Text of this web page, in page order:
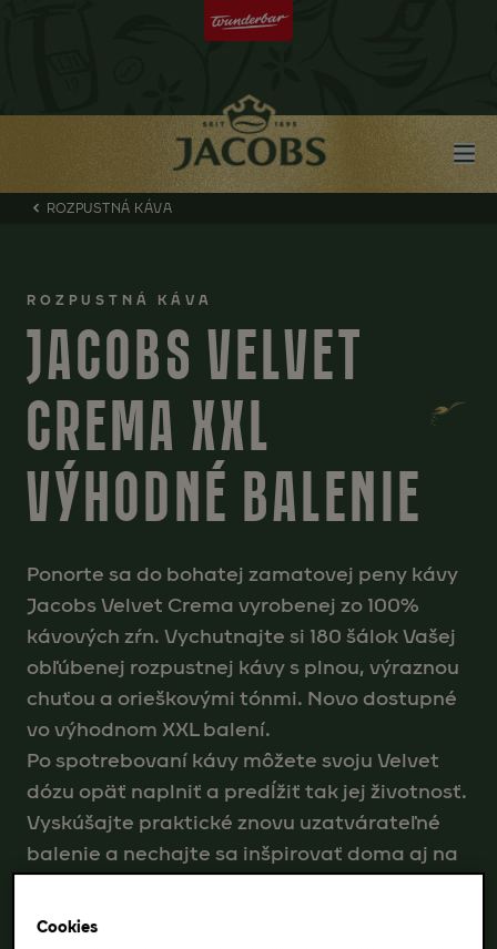
ROZPUSTNÁ KÁVA
ROZPUSTNÁ KÁVA
JACOBS VELVET
CREMA XXL
VÝHODNÉ BALENIE
Ponorte sa do bohatej zamatovej peny kávy
Jacobs Velvet Crema vyrobenej zo 100%
kávových zŕn. Vychutnajte si 180 šálok Vašej
obľúbenej rozpustnej kávy s plnou, výraznou
chuťou a orieškovými tónmi. Novo dostupné
vo výhodnom XXL balení.
Po spotrebovaní kávy môžete svoju Velvet
dózu opäť naplniť a predĺžiť tak jej životnosť.
Vyskúšajte praktické znovu uzatvárateľné
balenie a nechajte sa inšpirovať doma aj na
Cookies